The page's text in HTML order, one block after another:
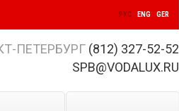
РУС ENG GER
ПЕТЕРБУРГ (812) 327-52-52
SPB@VODALUX.RU